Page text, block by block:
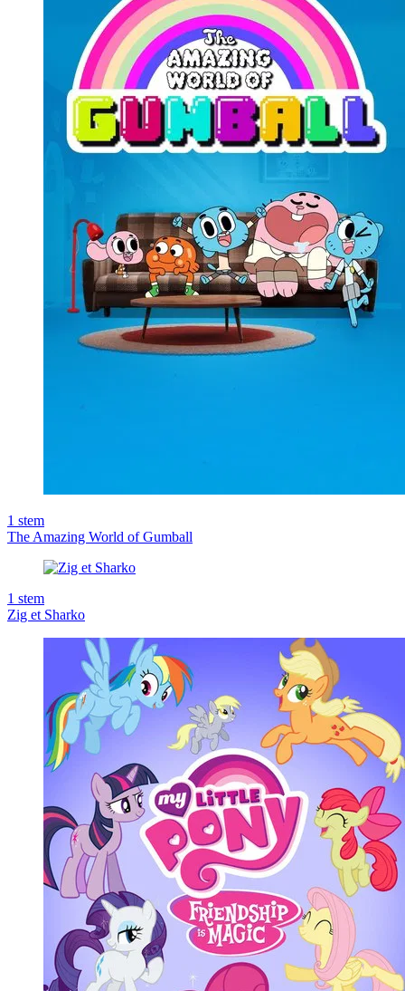
1 stem
The Amazing World of Gumball
1 stem
Zig et Sharko